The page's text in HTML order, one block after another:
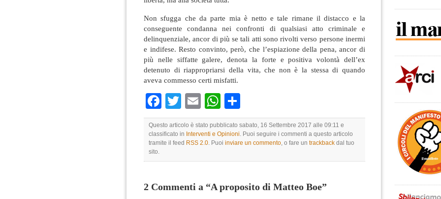
Non sfugga che da parte mia è netto e tale rimane il distacco e la
conseguente condanna nei confronti di qualsiasi atto criminale e
delinquenziale, ancor di più se tali atti sono rivolti verso persone inermi
e indifese. Resto convinto, però, che l’espiazione della pena, ancor di
più nelle siffatte galere, denota la forte e positiva volontà dell’ex
detenuto di riappropriarsi della vita, che non è la stessa di quando
aveva commesso certi misfatti.
Facebook
Twitter
EmailWhatsApp
Questo articolo è stato pubblicato sabato, 16 Settembre 2017 alle 09:11 e
classificato in Interventi e Opinioni . Puoi seguire i commenti a questo articolo
tramite il feed RSS 2.0 . Puoi inviare un commento , o fare un trackback dal tuo
sito.
2 Commenti a “A proposito di Matteo Boe”